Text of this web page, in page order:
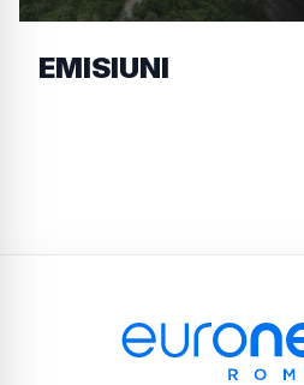
EMISIUNI